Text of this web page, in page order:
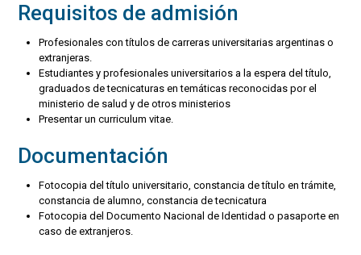
Requisitos de admisión
Profesionales con títulos de carreras universitarias argentinas o
extranjeras.
Estudiantes y profesionales universitarios a la espera del título,
graduados de tecnicaturas en temáticas reconocidas por el
ministerio de salud y de otros ministerios
Presentar un curriculum vitae.
Documentación
Fotocopia del título universitario, constancia de título en trámite,
constancia de alumno, constancia de tecnicatura
Fotocopia del Documento Nacional de Identidad o pasaporte en
caso de extranjeros.